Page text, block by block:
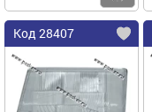
Код 28407